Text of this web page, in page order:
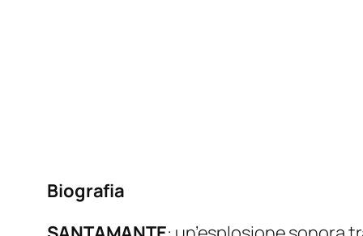
Biografia